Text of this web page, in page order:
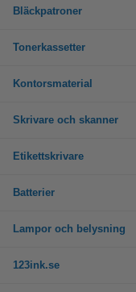
Bläckpatroner
Tonerkassetter
Kontorsmaterial
Skrivare och skanner
Etikettskrivare
Batterier
Lampor och belysning
123ink.se